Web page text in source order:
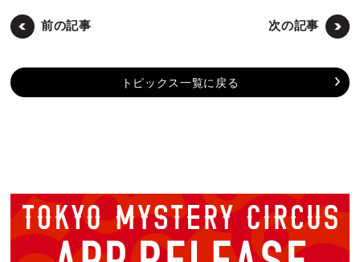
前の記事 次の記事
トピックス一覧に戻る